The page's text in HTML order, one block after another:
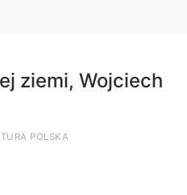
ziemi, Wojciech
POLSKA